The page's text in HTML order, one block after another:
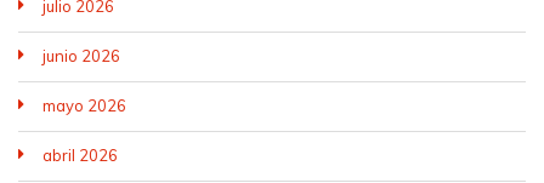
julio 2026
junio 2026
mayo 2026
abril 2026